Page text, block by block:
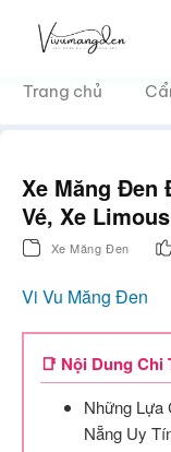
dungTrang chủ
Xe Măng Đen
Vé, Xe
Xe Măng Đen
Vi Vu Măng Đen
📑 Nội Dung Chi
Những Lựa
Nẵng Uy